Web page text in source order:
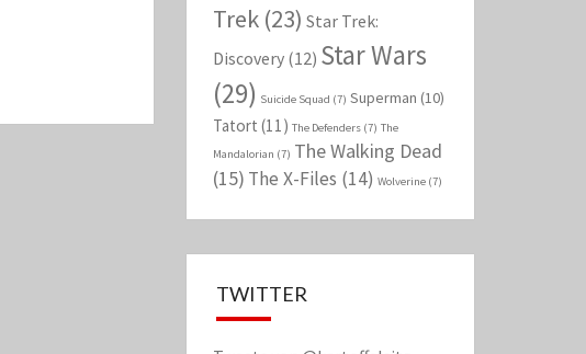
Trek(23) Star Trek:
Discovery(12) Star Wars
(29) Suicide Squad (7) Superman (10)
Tatort (11) The Defenders(7) The
Mandalorian (7) The Walking Dead
(15) The X-Files (14) Wolverine(7)
TWITTER